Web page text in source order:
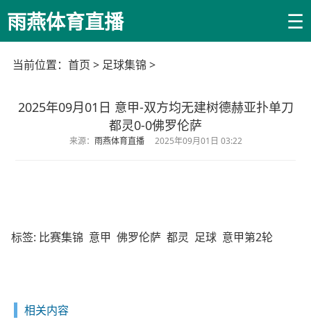
雨燕体育直播 ☰
当前位置： 首页 > 足球集锦 >
2025年09月01日 意甲-双方均无建树德赫亚扑单刀
都灵0-0佛罗伦萨
来源： 雨燕体育直播 2025年09月01日 03:22
标签: 比赛集锦 意甲 佛罗伦萨 都灵 足球 意甲第2轮
相关内容